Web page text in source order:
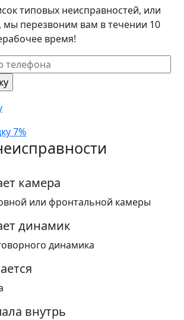
типовых неисправностей, или
мы перезвоним вам в течении 10
время!
7%
камера
или фронтальной камеры
динамик
динамика
внутрь